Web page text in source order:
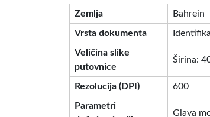
Zemlja Bahrein
Vrsta dokumenta
Veličina slike
putovnice
Širina:
Rezolucija (DPI) 600
Parametri
Glava